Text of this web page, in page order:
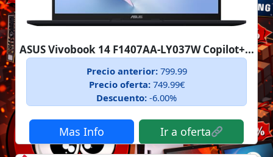
ASUS Vivobook 14 F1407AA-LY037W Copilot+...
Precio anterior:799.99
Precio oferta:749.99€
Descuento: -6.00%
Mas Info Ir a oferta